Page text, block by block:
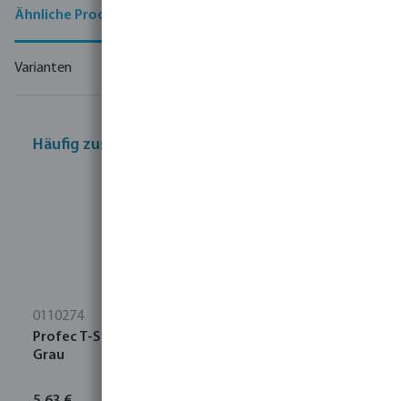
Ähnliche Produkte
Varianten
Häufig zusammen gekauft
0110274
Profec T-Stück 45° PVC-U 50 mm Klebemuffe 16bar
Grau